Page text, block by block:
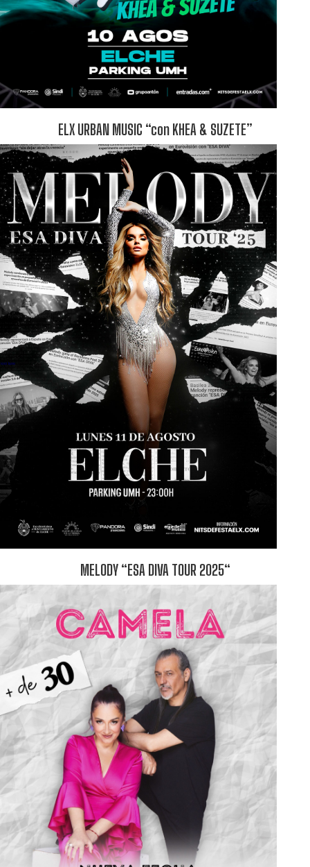
ELX URBAN MUSIC “con KHEA & SUZETE”
MELODY “ESA DIVA TOUR 2025“